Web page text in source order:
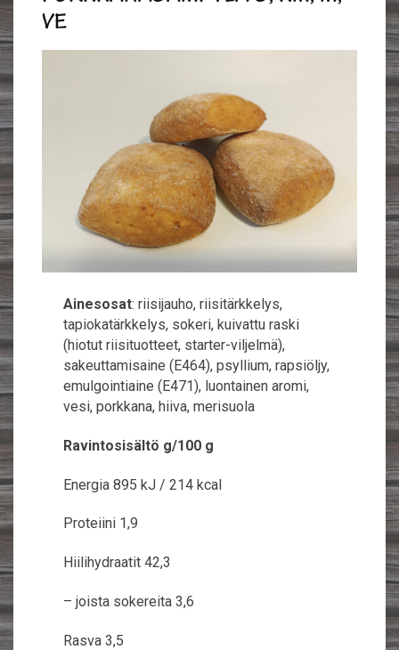
VE
Ainesosat: riisijauho, riisitärkkelys,
tapiokatärkkelys, sokeri, kuivattu raski
(hiotut riisituotteet, starter-viljelmä),
sakeuttamisaine (E464), psyllium, rapsiöljy,
emulgointiaine (E471), luontainen aromi,
vesi, porkkana, hiiva, merisuola
Ravintosisältö g/100 g
Energia 895 kJ / 214 kcal
Proteiini 1,9
Hiilihydraatit 42,3
– joista sokereita 3,6
Rasva 3,5